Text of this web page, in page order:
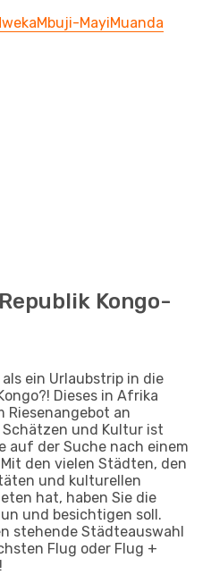
Mbuji-MayiMuanda
Kongo-
ein Urlaubstrip in die
Dieses in Afrika
Riesenangebot an
und Kultur ist
auf der Suche nach einem
den vielen Städten, den
und kulturellen
hat, haben Sie die
und besichtigen soll.
stehende Städteauswahl
Flug oder Flug +